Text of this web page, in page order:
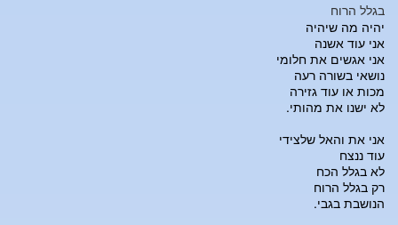
בגלל הרוח
יהיה מה שיהיה
אני עוד אשנה
אני אגשים את חלומי
נושאי בשורה רעה
מכות או עוד גזירה
לא ישנו את מהותי.
אני את והאל שלצידי
עוד ננצח
לא בגלל הכח
רק בגלל הרוח
הנושבת בגבי.